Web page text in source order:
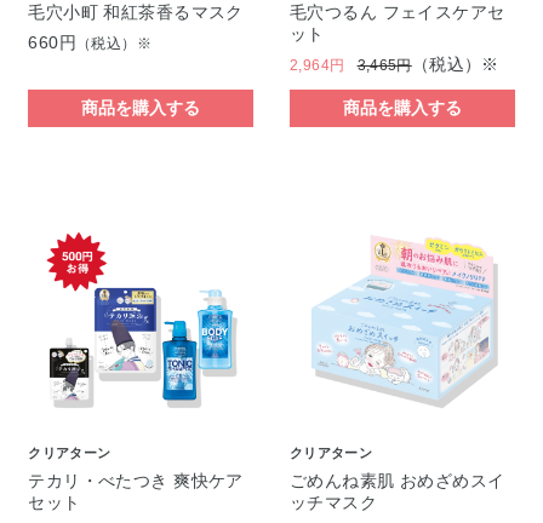
毛穴小町 和紅茶香るマスク
660円
（税込）※
商品を購入する
毛穴つるん フェイスケアセ
ット
2,964円 3,465円（税込）※
商品を購入する
クリアターン
テカリ・べたつき 爽快ケア
セット
クリアターン
ごめんね素肌 おめざめスイ
ッチマスク